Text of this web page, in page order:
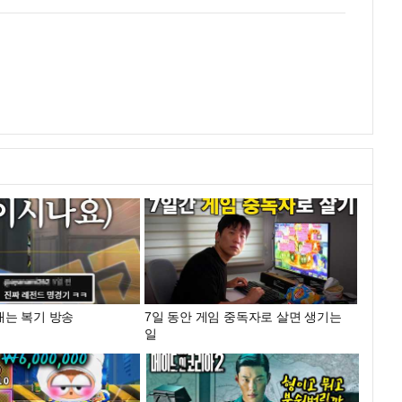
는 복기 방송
7일 동안 게임 중독자로 살면 생기는
일